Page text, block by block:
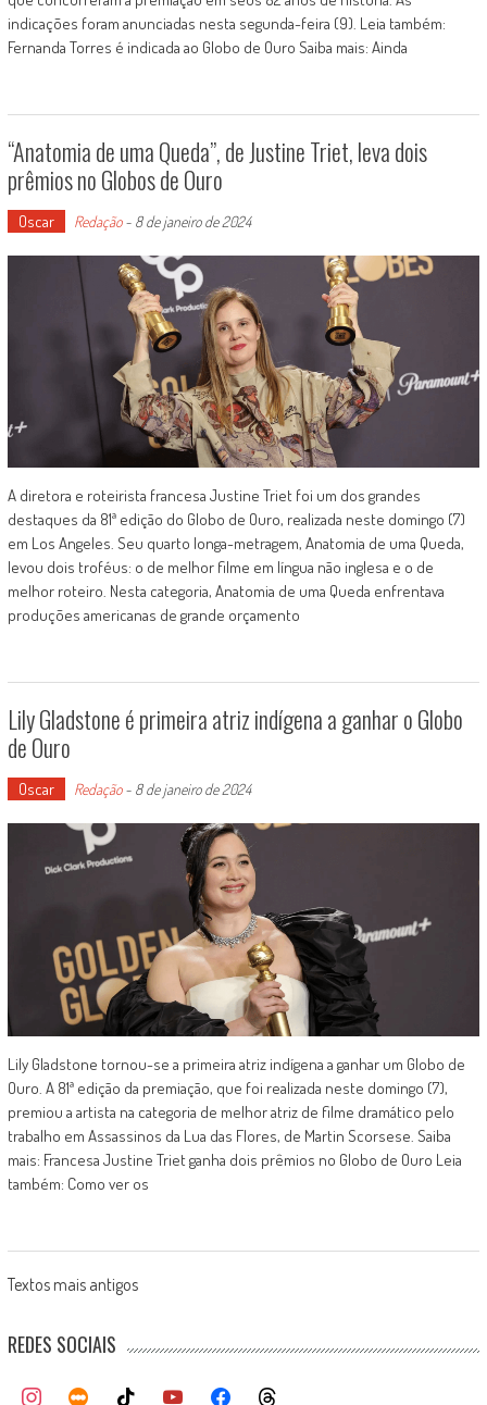
indicações foram anunciadas nesta segunda-feira (9). Leia também:
Fernanda Torres é indicada ao Globo de Ouro Saiba mais: Ainda
“Anatomia de uma Queda”, de Justine Triet, leva dois
prêmios no Globos de Ouro
Oscar Redação- 8 de janeiro de 2024
A diretora e roteirista francesa Justine Triet foi um dos grandes
destaques da 81ª edição do Globo de Ouro, realizada neste domingo (7)
em Los Angeles. Seu quarto longa-metragem, Anatomia de uma Queda,
levou dois troféus: o de melhor filme em língua não inglesa e o de
melhor roteiro. Nesta categoria, Anatomia de uma Queda enfrentava
produções americanas de grande orçamento
Lily Gladstone é primeira atriz indígena a ganhar o Globo
de Ouro
Oscar Redação- 8 de janeiro de 2024
Lily Gladstone tornou-se a primeira atriz indígena a ganhar um Globo de
Ouro. A 81ª edição da premiação, que foi realizada neste domingo (7),
premiou a artista na categoria de melhor atriz de filme dramático pelo
trabalho em Assassinos da Lua das Flores, de Martin Scorsese. Saiba
mais: Francesa Justine Triet ganha dois prêmios no Globo de Ouro Leia
também: Como ver os
Posts
navigation
Textos mais antigos
REDES SOCIAIS